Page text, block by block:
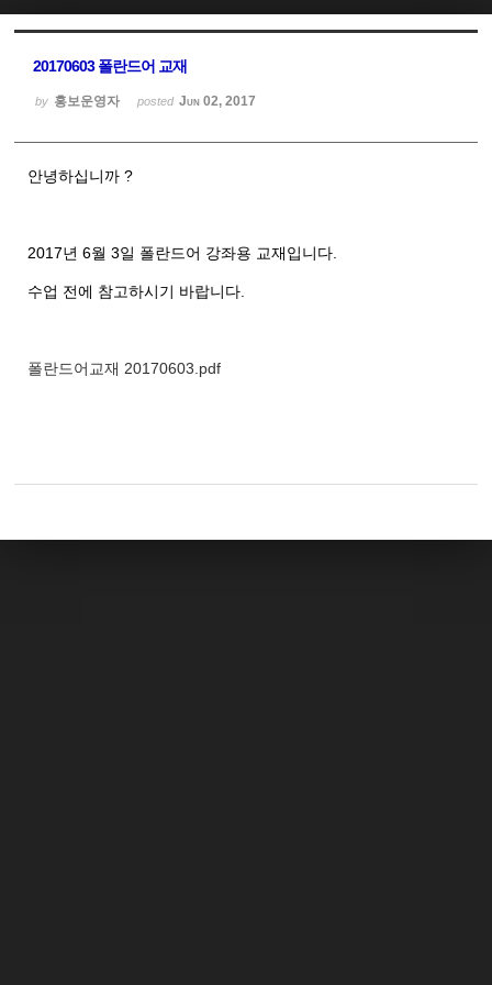
20170603 폴란드어 교재
by 홍보운영자 posted Jun 02, 2017
안녕하십니까 ?
2017년 6월 3일 폴란드어 강좌용 교재입니다.
수업 전에 참고하시기 바랍니다.
폴란드어교재 20170603.pdf
Sketchbook5, 스케치북5